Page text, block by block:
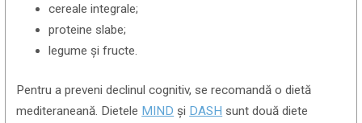
cereale integrale;
proteine slabe;
legume și fructe.
Pentru a preveni declinul cognitiv, se recomandă o dietă
mediteraneană. Dietele MIND și DASH sunt două diete